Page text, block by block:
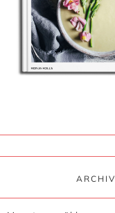
ARCHIV